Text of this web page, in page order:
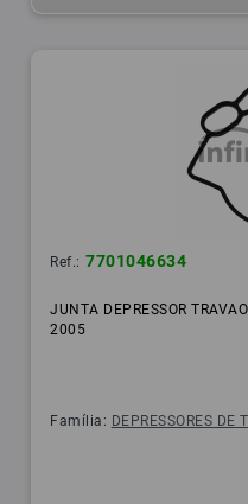
Ref.: 7701046634
JUNTA DEPRESSOR
2005
Família: DEPRESSORES DE